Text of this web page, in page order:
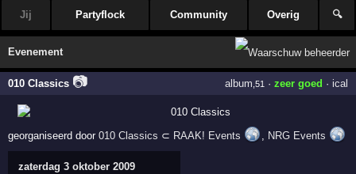
Jij Partyflock Community Overig 🔍
Evenement
010 Classics 📷 album ,51 · zeer goed · ical
georganiseerd door010 Classics ⊂ RAAK! Events NRG Events
zaterdag 3 oktober 2009